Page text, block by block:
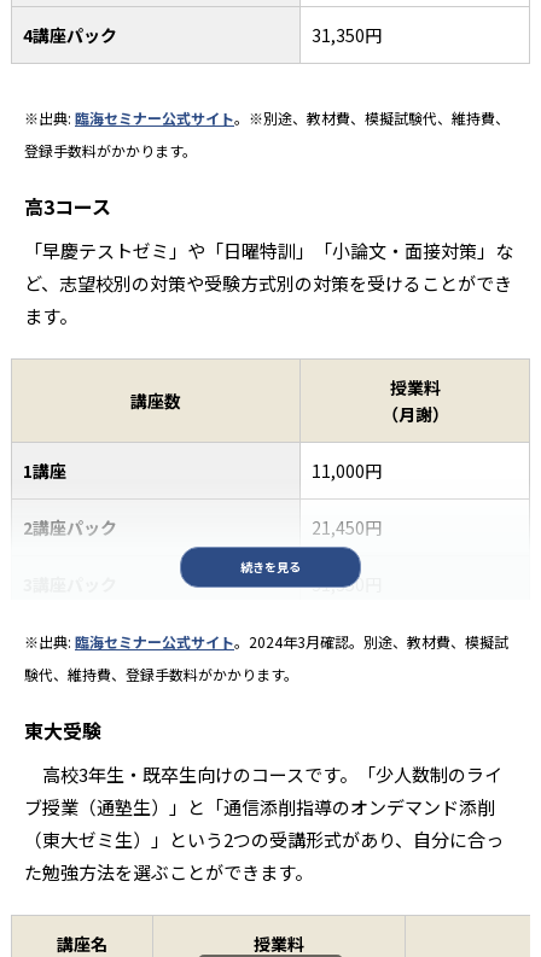
4講座パック 31,350円
※出典: 臨海セミナー公式サイト。※別途、教材費、模擬試験代、維持費、
登録手数料がかかります。
高3コース
「早慶テストゼミ」や「日曜特訓」「小論文・面接対策」な
ど、志望校別の対策や受験方式別の対策を受けることができ
ます。
続きを見る
講座数
授業料
（月謝）
1講座 11,000円
2講座パック 21,450円
31,350円
4講座パック 40,150円
7講座パック 60,500円
8講座パック
※出典: 臨海セミナー公式サイト。2024年3月確認。別途、教材費、模擬試
験代、維持費、登録手数料がかかります。
東大受験
高校3年生・既卒生向けのコースです。「少人数制のライ
ブ授業（通塾生）」と「通信添削指導のオンデマンド添削
（東大ゼミ生）」という2つの受講形式があり、自分に合っ
た勉強方法を選ぶことができます。
講座名 授業料